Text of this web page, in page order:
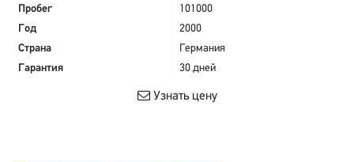
Пробег
101000
Год
2000
Страна
Германия
Гарантия
30 дней
Узнать цену